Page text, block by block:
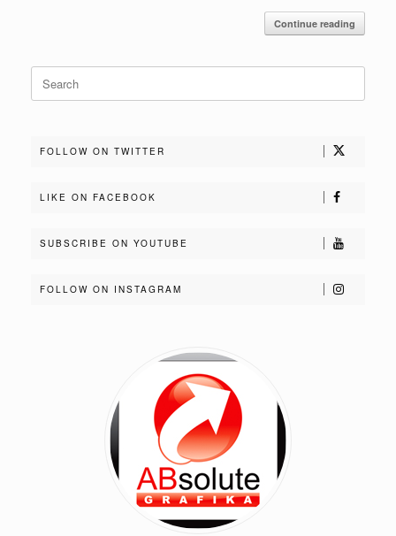
Continue reading
Search
for:
FOLLOW ON TWITTER
LIKE ON FACEBOOK
SUBSCRIBE ON YOUTUBE
FOLLOW ON INSTAGRAM